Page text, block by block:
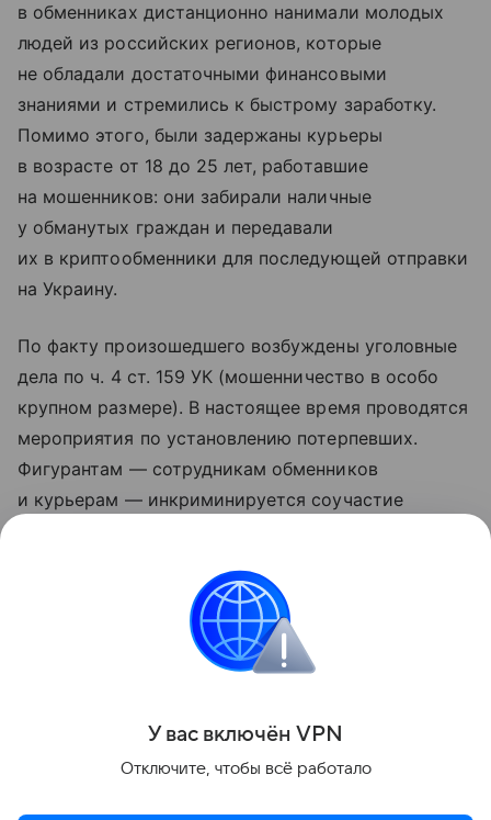
в обменниках дистанционно нанимали молодых
людей из российских регионов, которые
не обладали достаточными финансовыми
знаниями и стремились к быстрому заработку.
Помимо этого, были задержаны курьеры
в возрасте от 18 до 25 лет, работавшие
на мошенников: они забирали наличные
у обманутых граждан и передавали
их в криптообменники для последующей отправки
на Украину.
По факту произошедшего возбуждены уголовные
дела по ч. 4 ст. 159 УК (мошенничество в особо
крупном размере). В настоящее время проводятся
мероприятия по установлению потерпевших.
Фигурантам — сотрудникам обменников
и курьерам — инкриминируется соучастие
свободы на срок до десяти лет.
Поделиться
У вас включён VPN
Отключите, чтобы всё работало